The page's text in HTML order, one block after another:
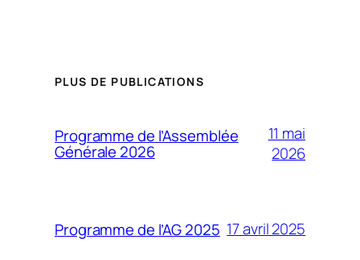
PLUS DE PUBLICATIONS
Programme de l’Assemblée
Générale 2026
11 mai
2026
Programme de l’AG 2025 17 avril 2025